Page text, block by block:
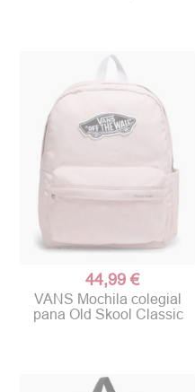
44,99 €
VANS Mochila colegial
pana Old Skool Classic